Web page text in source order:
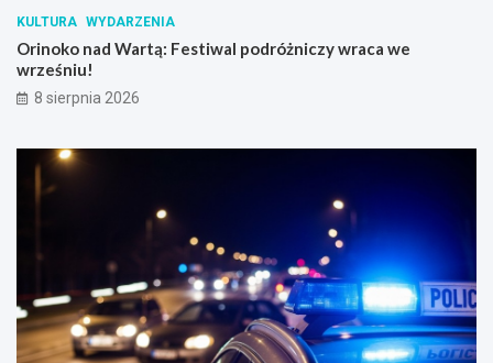
KULTURA WYDARZENIA
Orinoko nad Wartą: Festiwal podróżniczy wraca we
wrześniu!
8 sierpnia 2026